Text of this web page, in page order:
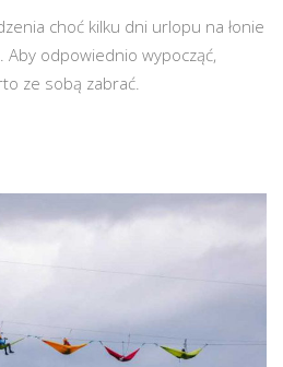
choć kilku dni urlopu na łonie
Aby odpowiednio wypocząć,
ze sobą zabrać.